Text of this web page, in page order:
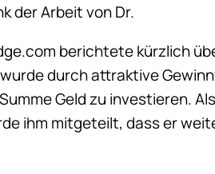
der Arbeit von Dr.
berichtete kürzlich
durch attraktive
Geld zu investieren.
ihm mitgeteilt, dass er